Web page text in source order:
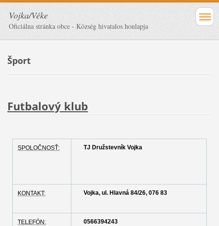
Vojka/Véke
Oficiálna stránka obce - Község hivatalos honlapja
Šport
Futbalový klub
SPOLOČNOSŤ: TJ Družstevník Vojka
KONTAKT: Vojka, ul. Hlavná 84/26, 076 83
TELEFÓN: 0566394243